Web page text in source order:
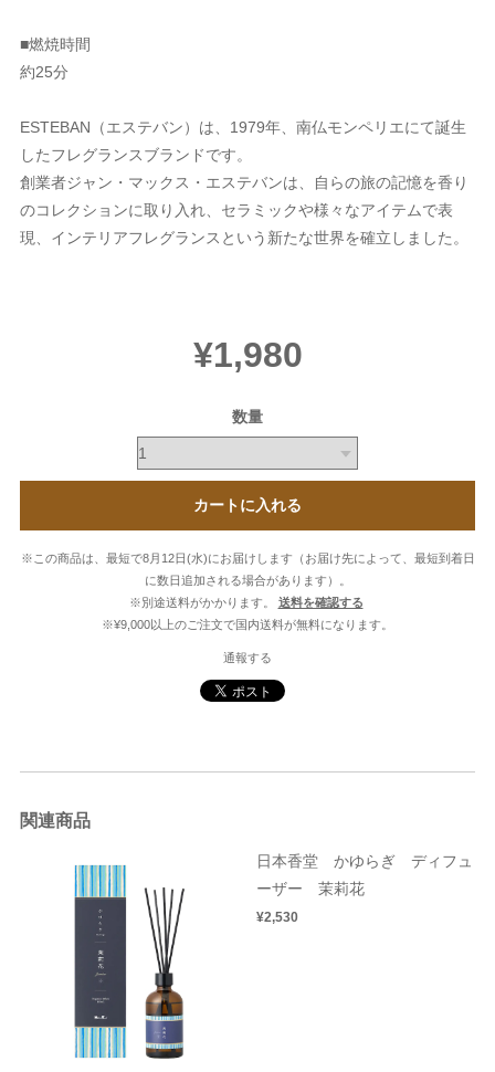
■燃焼時間
約25分
ESTEBAN（エステバン）は、1979年、南仏モンペリエにて誕生
したフレグランスブランドです。
創業者ジャン・マックス・エステバンは、自らの旅の記憶を香り
のコレクションに取り入れ、セラミックや様々なアイテムで表
現、インテリアフレグランスという新たな世界を確立しました。
¥1,980
数量
カートに入れる
※この商品は、最短で8月12日(水)にお届けします（お届け先によって、最短到着日
に数日追加される場合があります）。
※別途送料がかかります。
送料を確認する
※¥9,000以上のご注文で国内送料が無料になります。
通報する
関連商品
日本香堂 かゆらぎ ディフュ
ーザー 茉莉花
¥2,530